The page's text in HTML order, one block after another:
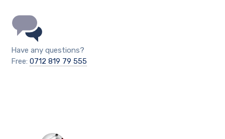
Have any questions?
Free:0712 819 79 555